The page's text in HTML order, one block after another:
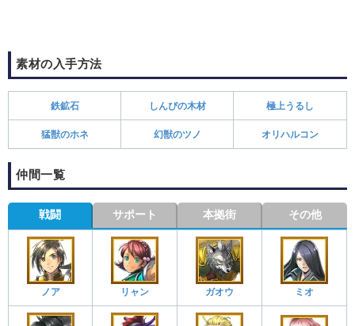
素材の入手方法
鉄鉱石 しんぴの木材 極上うるし
猛獣のホネ 幻獣のツノ オリハルコン
仲間一覧
戦闘 サポート 本拠街 その他
ノア リャン ガオウ ミオ